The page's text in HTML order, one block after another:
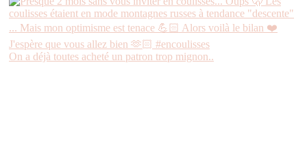
On a déjà toutes acheté un patron trop mignon..